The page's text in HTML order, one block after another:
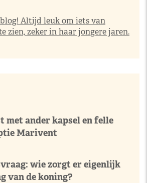
Altijd leuk om iets van
zien, zeker in haar jongere jaren.
met ander kapsel en felle
Marivent
wie zorgt er eigenlijk
van de koning?